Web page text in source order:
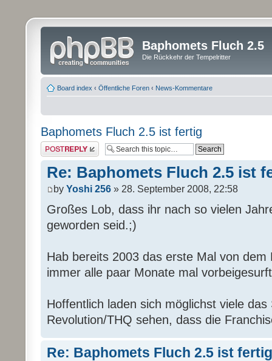
Baphomets Fluch 2.5
Die Rückkehr der Tempelritter
Board index ‹ Öffentliche Foren ‹ News-Kommentare
Baphomets Fluch 2.5 ist fertig
Post a reply
Re: Baphomets Fluch 2.5 ist
by Yoshi 256 » 28. September 2008, 22:58
Großes Lob, dass ihr nach so vielen
geworden seid.;)
Hab bereits 2003 das erste Mal von
immer alle paar Monate mal
Hoffentlich laden sich möglichst viele
Revolution/THQ sehen, dass die
Re: Baphomets Fluch 2.5 ist fertig